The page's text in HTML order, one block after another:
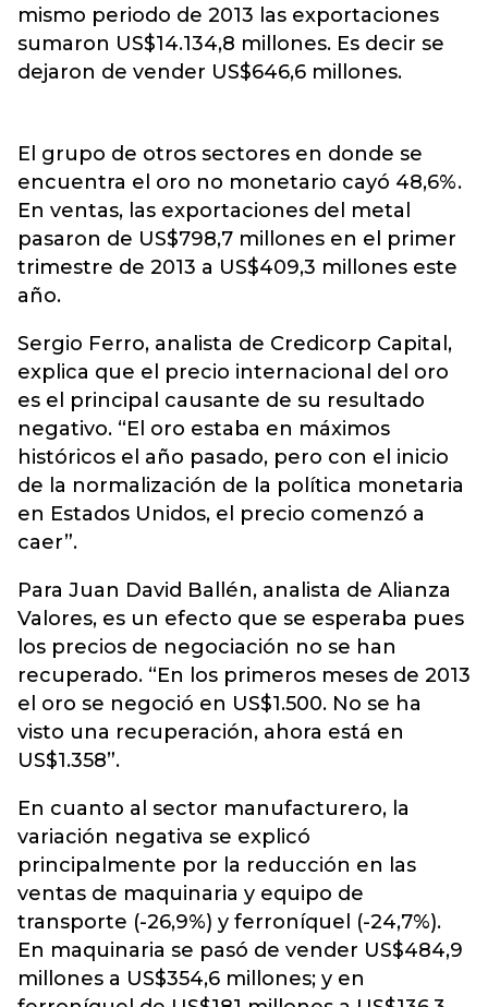
mismo periodo de 2013 las exportaciones
sumaron US$14.134,8 millones. Es decir se
dejaron de vender US$646,6 millones.
El grupo de otros sectores en donde se
encuentra el oro no monetario cayó 48,6%.
En ventas, las exportaciones del metal
pasaron de US$798,7 millones en el primer
trimestre de 2013 a US$409,3 millones este
año.
Sergio Ferro, analista de Credicorp Capital,
explica que el precio internacional del oro
es el principal causante de su resultado
negativo. “El oro estaba en máximos
históricos el año pasado, pero con el inicio
de la normalización de la política monetaria
en Estados Unidos, el precio comenzó a
caer”.
Para Juan David Ballén, analista de Alianza
Valores, es un efecto que se esperaba pues
los precios de negociación no se han
recuperado. “En los primeros meses de 2013
el oro se negoció en US$1.500. No se ha
visto una recuperación, ahora está en
US$1.358”.
En cuanto al sector manufacturero, la
variación negativa se explicó
principalmente por la reducción en las
ventas de maquinaria y equipo de
transporte (-26,9%) y ferroníquel (-24,7%).
En maquinaria se pasó de vender US$484,9
millones a US$354,6 millones; y en